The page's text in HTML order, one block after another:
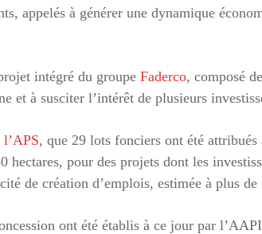
appelés à générer une dynamique
intégré du groupe Faderco, composé
et à susciter l’intérêt de plusieurs
l’APS, que 29 lots fonciers ont été
hectares, pour des projets dont les
de création d’emplois, estimée à plus
ont été établis à ce jour par